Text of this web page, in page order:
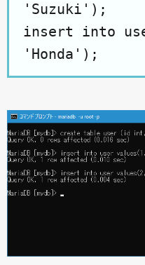
'Suzuki');
insert into
'Honda');